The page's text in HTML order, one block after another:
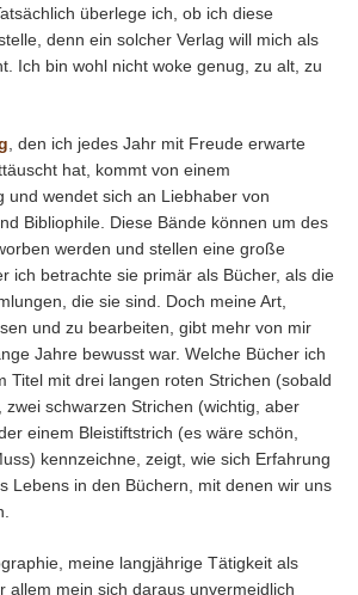
überlege ich, ob ich diese
denn ein solcher Verlag will mich als
Ich bin wohl nicht woke genug, zu alt, zu
, den ich jedes Jahr mit Freude erwarte
hat, kommt von einem
und wendet sich an Liebhaber von
Bibliophile. Diese Bände können um des
werden und stellen eine große
ich betrachte sie primär als Bücher, als die
die sie sind. Doch meine Art,
und zu bearbeiten, gibt mehr von mir
Jahre bewusst war. Welche Bücher ich
Titel mit drei langen roten Strichen (sobald
zwei schwarzen Strichen (wichtig, aber
einem Bleistiftstrich (es wäre schön,
kennzeichne, zeigt, wie sich Erfahrung
Lebens in den Büchern, mit denen wir uns
meine langjährige Tätigkeit als
allem mein sich daraus unvermeidlich